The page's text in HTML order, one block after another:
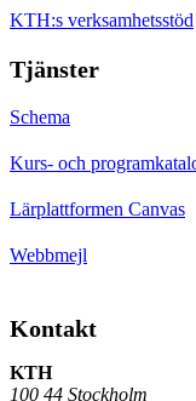
KTH:s verksamhetsstöd
Tjänster
Schema
Kurs- och
Lärplattformen Canvas
Webbmejl
Kontakt
KTH
100 44 Stockholm